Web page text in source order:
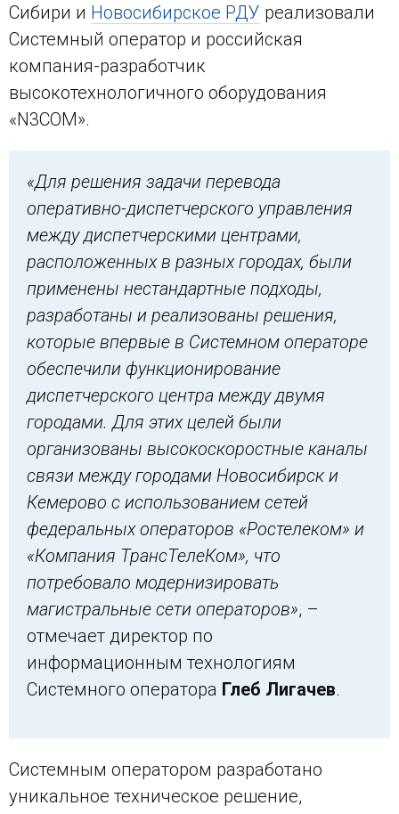
Сибири и Новосибирское РДУ реализовали
Системный оператор и российская
компания-разработчик
высокотехнологичного оборудования
«N3COM».
«Для решения задачи перевода
оперативно-диспетчерского управления
между диспетчерскими центрами,
расположенных в разных городах, были
применены нестандартные подходы,
разработаны и реализованы решения,
которые впервые в Системном операторе
обеспечили функционирование
диспетчерского центра между двумя
городами. Для этих целей были
организованы высокоскоростные каналы
связи между городами Новосибирск и
Кемерово с использованием сетей
федеральных операторов «Ростелеком» и
«Компания ТрансТелеКом», что
потребовало модернизировать
магистральные сети операторов», –
отмечает директор по
информационным технологиям
Системного оператора Глеб Лигачев.
Системным оператором разработано
уникальное техническое решение,